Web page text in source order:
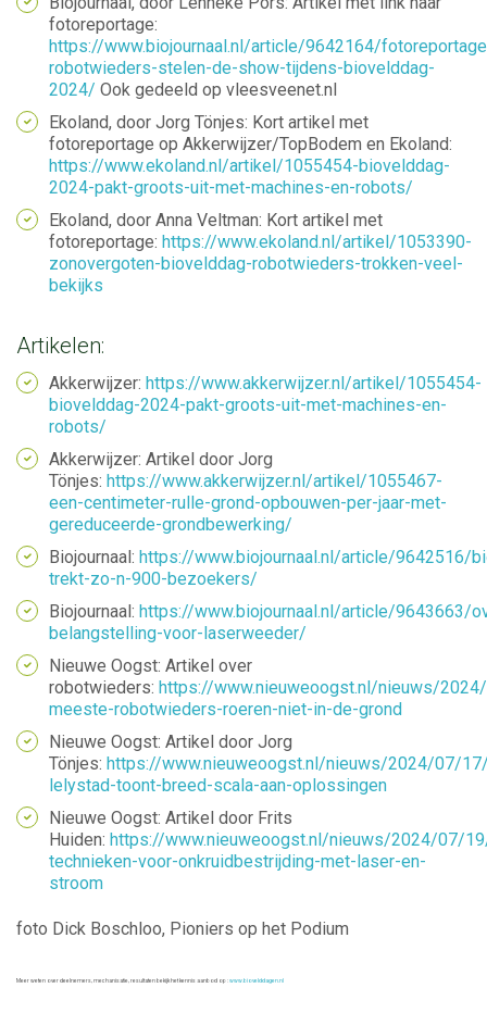
fotoreportage:
https://www.biojournaal.nl/article/9642164/
robotwieders-stelen-de-show-tijdens-biovelddag-
2024/ Ook gedeeld op vleesveenet.nl
Ekoland, door Jorg Tönjes: Kort artikel met
fotoreportage op Akkerwijzer/TopBodem en Ekoland:
https://www.ekoland.nl/artikel/1055454-biovelddag-
2024-pakt-groots-uit-met-machines-en-robots/
Ekoland, door Anna Veltman: Kort artikel met
fotoreportage: https://www.ekoland.nl/artikel/1053390-
zonovergoten-biovelddag-robotwieders-trokken-veel-
bekijks
Artikelen:
Akkerwijzer: https://www.akkerwijzer.nl/artikel/1055454-
biovelddag-2024-pakt-groots-uit-met-machines-en-
robots/
Akkerwijzer: Artikel door Jorg
Tönjes: https://www.akkerwijzer.nl/artikel/1055467-
een-centimeter-rulle-grond-opbouwen-per-jaar-met-
gereduceerde-grondbewerking/
Biojournaal: https://www.biojournaal.nl/article/9642516/
trekt-zo-n-900-bezoekers/
Biojournaal: https://www.biojournaal.nl/article/9643663/
belangstelling-voor-laserweeder/
Nieuwe Oogst: Artikel over
robotwieders: https://www.nieuweoogst.nl/nieuws/
meeste-robotwieders-roeren-niet-in-de-grond
Nieuwe Oogst: Artikel door Jorg
Tönjes: https://www.nieuweoogst.nl/nieuws/2024/07/
lelystad-toont-breed-scala-aan-oplossingen
Nieuwe Oogst: Artikel door Frits
Huiden: https://www.nieuweoogst.nl/nieuws/2024/07/
technieken-voor-onkruidbestrijding-met-laser-en-
stroom
foto Dick Boschloo, Pioniers op het Podium
Meer weten over deelnemers, mechanisatie, resultaten bekijk het kennis aanbod op :www.biovelddagen.nl